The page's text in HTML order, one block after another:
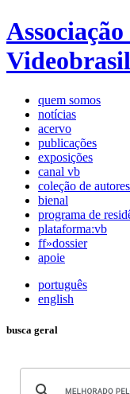
Videobrasil
quem somos
notícias
acervo
publicações
exposições
canal vb
coleção de autores
bienal
programa de
plataforma:vb
ff»dossier
apoie
português
english
busca geral